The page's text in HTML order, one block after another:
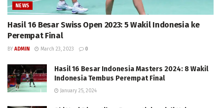
NEWS
Hasil 16 Besar Swiss Open 2023: 5 Wakil Indonesia ke
Perempat Final
BY ADMIN March 23, 2023 0
Hasil 16 Besar Indonesia Masters 2024: 8 Wakil
Indonesia Tembus Perempat Final
January 25, 2024